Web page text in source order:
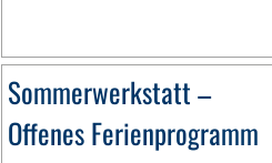
Sommerwerkstatt –
Offenes Ferienprogramm